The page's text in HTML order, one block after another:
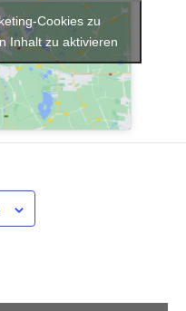
Cookies zu
Inhalt zu aktivieren